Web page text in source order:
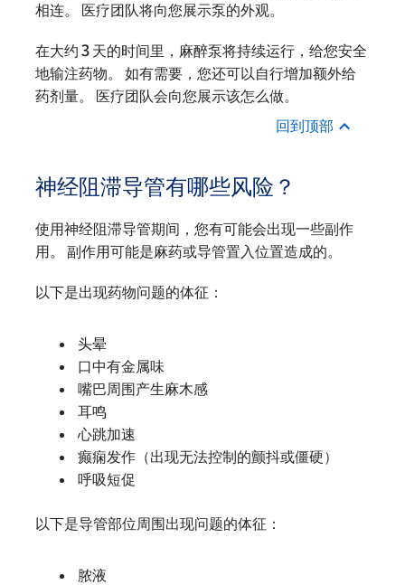
相连。 医疗团队将向您展示泵的外观。
在大约 3 天的时间里，麻醉泵将持续运行，给您安全
地输注药物。 如有需要，您还可以自行增加额外给
药剂量。 医疗团队会向您展示该怎么做。
回到顶部
神经阻滞导管有哪些风险？
使用神经阻滞导管期间，您有可能会出现一些副作
用。 副作用可能是麻药或导管置入位置造成的。
以下是出现药物问题的体征：
头晕
口中有金属味
嘴巴周围产生麻木感
耳鸣
心跳加速
癫痫发作（出现无法控制的颤抖或僵硬）
呼吸短促
以下是导管部位周围出现问题的体征：
脓液